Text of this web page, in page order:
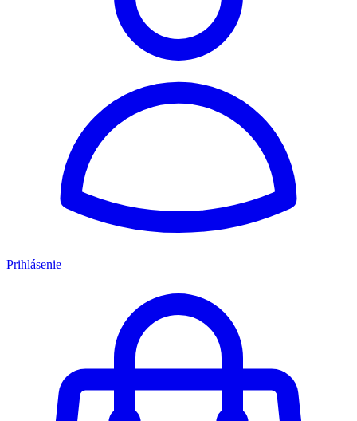
Prihlásenie